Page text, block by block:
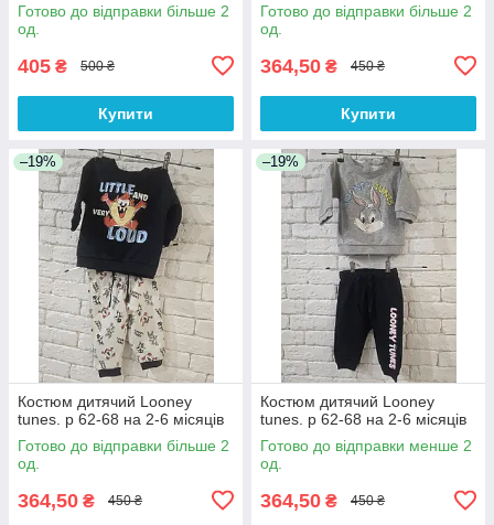
Готово до відправки більше 2
од.
405 ₴ 500 ₴
Купити
Готово до відправки більше 2
од.
364,50 ₴ 450 ₴
Купити
–19%
Костюм дитячий Looney
tunes. р 62-68 на 2-6 місяців
Готово до відправки більше 2
од.
364,50 ₴ 450 ₴
–19%
Костюм дитячий Looney
tunes. р 62-68 на 2-6 місяців
Готово до відправки менше 2
од.
364,50 ₴ 450 ₴